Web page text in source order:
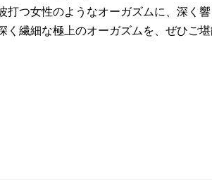
打つ女性のようなオーガズムに、深く
く繊細な極上のオーガズムを、ぜひご堪